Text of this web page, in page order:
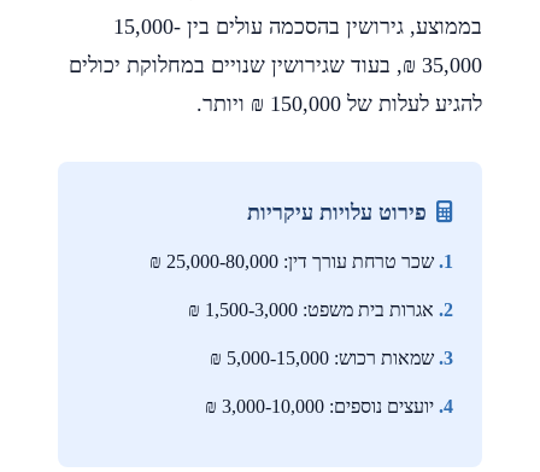
בממוצע, גירושין בהסכמה עולים בין 15,000-
35,000 ₪, בעוד שגירושין שנויים במחלוקת יכולים
להגיע לעלות של 150,000 ₪ ויותר.
פירוט עלויות עיקריות
1. שכר טרחת עורך דין: 25,000-80,000 ₪
2. אגרות בית משפט: 1,500-3,000 ₪
3. שמאות רכוש: 5,000-15,000 ₪
4. יועצים נוספים: 3,000-10,000 ₪